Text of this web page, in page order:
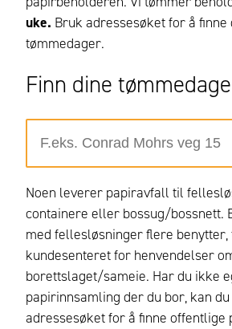
uke. Bruk adressesøket for å finne
tømmedager.
Finn dine
Noen leverer papiravfall til
containere eller bossug/bossnett.
med fellesløsninger flere benytter,
kundesenteret for henvendelser
borettslaget/sameie. Har du ikke
papirinnsamling der du bor, kan
adressesøket for å finne offentlige